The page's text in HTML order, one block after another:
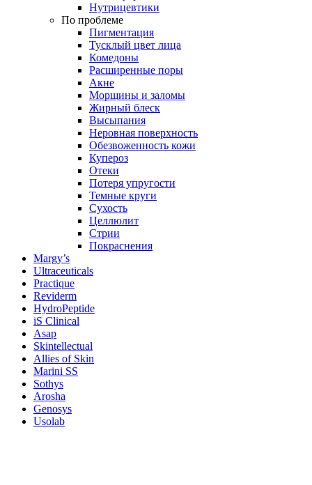
Нутрицевтики
По проблеме
Пигментация
Тусклый цвет лица
Комедоны
Расширенные поры
Акне
Морщины и заломы
Жирный блеск
Высыпания
Неровная поверхность
Обезвоженность кожи
Купероз
Отеки
Потеря упругости
Темные круги
Сухость
Целлюлит
Стрии
Покраснения
Margy’s
Ultraceuticals
Practique
Reviderm
HydroPeptide
iS Clinical
Asap
Skintellectual
Allies of Skin
Marini SS
Sothys
Arosha
Genosys
Usolab